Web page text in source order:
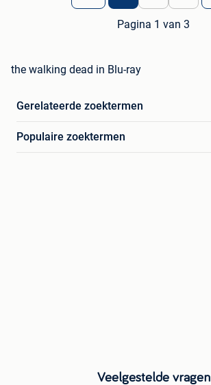
Pagina 1 van 3
the walking dead in Blu-ray
Gerelateerde zoektermen
Populaire zoektermen
Veelgestelde vragen